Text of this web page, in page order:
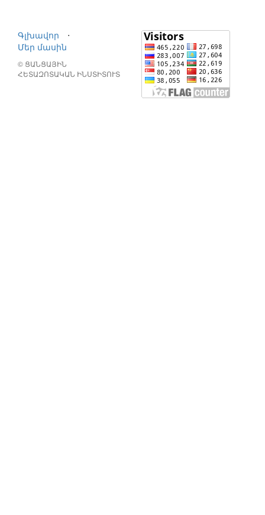
Գլխավոր
⋅
Մեր մասին
© ՑԱՆՑԱՅԻՆ
ՀԵՏԱԶՈՏԱԿԱՆ ԻՆՍՏԻՏՈՒՏ